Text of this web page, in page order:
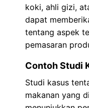
koki, ahli gizi,
dapat
tentang aspek
pemasaran
Contoh Studi
Studi kasus
makanan yang